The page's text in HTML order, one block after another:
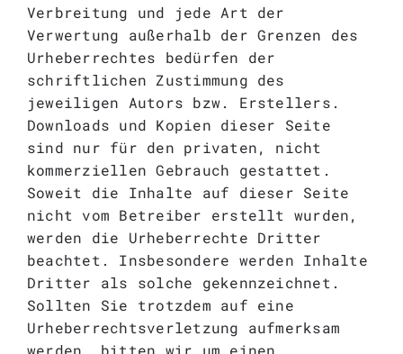
Verbreitung und jede Art der
Verwertung außerhalb der Grenzen des
Urheberrechtes bedürfen der
schriftlichen Zustimmung des
jeweiligen Autors bzw. Erstellers.
Downloads und Kopien dieser Seite
sind nur für den privaten, nicht
kommerziellen Gebrauch gestattet.
Soweit die Inhalte auf dieser Seite
nicht vom Betreiber erstellt wurden,
werden die Urheberrechte Dritter
beachtet. Insbesondere werden Inhalte
Dritter als solche gekennzeichnet.
Sollten Sie trotzdem auf eine
Urheberrechtsverletzung aufmerksam
werden, bitten wir um einen